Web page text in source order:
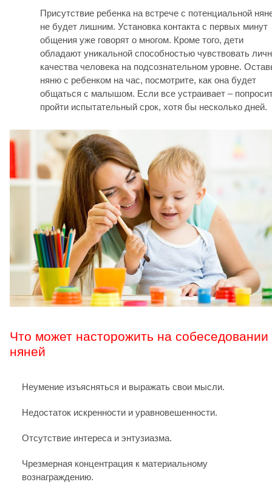
Присутствие ребенка на встрече с потенциальной
не будет лишним. Установка контакта с первых минут
общения уже говорят о многом. Кроме того, дети
обладают уникальной способностью чувствовать
качества человека на подсознательном уровне.
няню с ребенком на час, посмотрите, как она будет
общаться с малышом. Если все устраивает –
пройти испытательный срок, хотя бы несколько дней.
Что может насторожить на собеседовании
няней
Неумение изъясняться и выражать свои мысли.
Недостаток искренности и уравновешенности.
Отсутствие интереса и энтузиазма.
Чрезмерная концентрация к материальному
вознаграждению.